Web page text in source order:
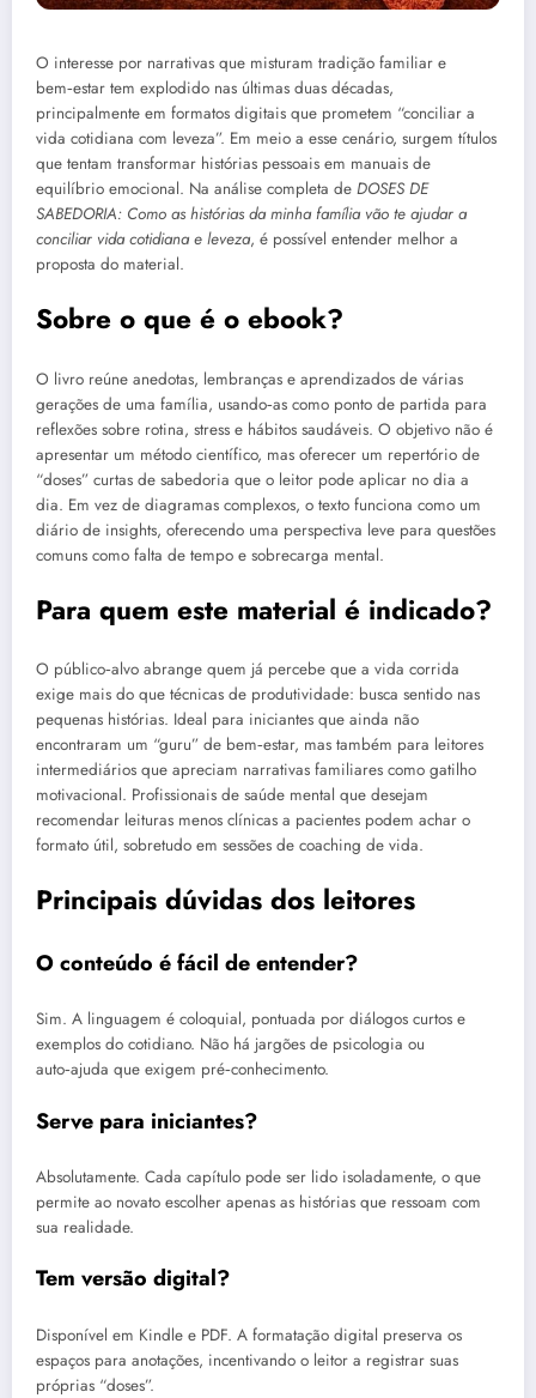
O interesse por narrativas que misturam tradição familiar e
bem‑estar tem explodido nas últimas duas décadas,
principalmente em formatos digitais que prometem “conciliar a
vida cotidiana com leveza”. Em meio a esse cenário, surgem títulos
que tentam transformar histórias pessoais em manuais de
equilíbrio emocional. Na análise completa de DOSES DE
SABEDORIA: Como as histórias da minha família vão te ajudar a
conciliar vida cotidiana e leveza, é possível entender melhor a
proposta do material.
Sobre o que é o ebook?
O livro reúne anedotas, lembranças e aprendizados de várias
gerações de uma família, usando‑as como ponto de partida para
reflexões sobre rotina, stress e hábitos saudáveis. O objetivo não é
apresentar um método científico, mas oferecer um repertório de
“doses” curtas de sabedoria que o leitor pode aplicar no dia a
dia. Em vez de diagramas complexos, o texto funciona como um
diário de insights, oferecendo uma perspectiva leve para questões
comuns como falta de tempo e sobrecarga mental.
Para quem este material é indicado?
O público‑alvo abrange quem já percebe que a vida corrida
exige mais do que técnicas de produtividade: busca sentido nas
pequenas histórias. Ideal para iniciantes que ainda não
encontraram um “guru” de bem‑estar, mas também para leitores
intermediários que apreciam narrativas familiares como gatilho
motivacional. Profissionais de saúde mental que desejam
recomendar leituras menos clínicas a pacientes podem achar o
formato útil, sobretudo em sessões de coaching de vida.
Principais dúvidas dos leitores
O conteúdo é fácil de entender?
Sim. A linguagem é coloquial, pontuada por diálogos curtos e
exemplos do cotidiano. Não há jargões de psicologia ou
auto‑ajuda que exigem pré‑conhecimento.
Serve para iniciantes?
Absolutamente. Cada capítulo pode ser lido isoladamente, o que
permite ao novato escolher apenas as histórias que ressoam com
sua realidade.
Tem versão digital?
Disponível em Kindle e PDF. A formatação digital preserva os
espaços para anotações, incentivando o leitor a registrar suas
próprias “doses”.